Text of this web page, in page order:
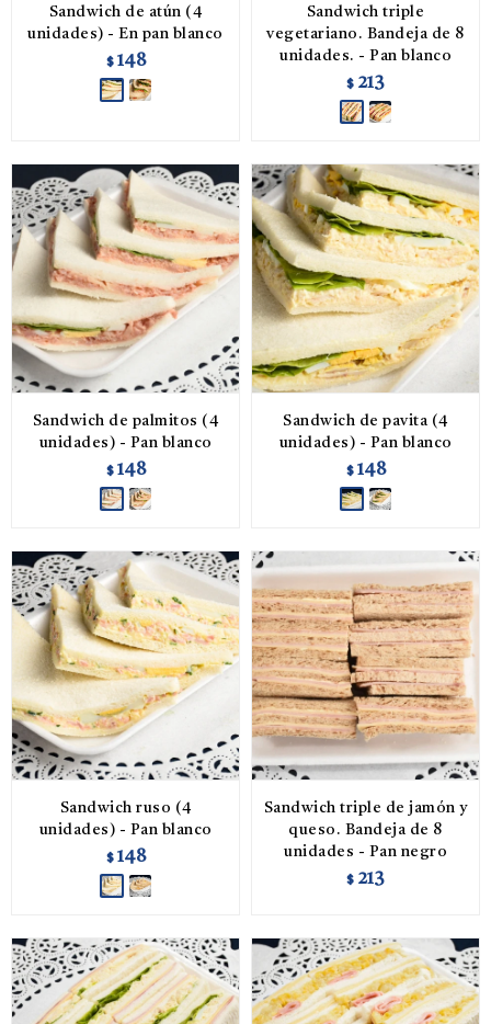
Sandwich de atún (4
unidades) - En pan blanco
$ 148
Sandwich triple
vegetariano. Bandeja de 8
unidades. - Pan blanco
$ 213
Sandwich de palmitos (4
unidades) - Pan blanco
$ 148
Sandwich de pavita (4
unidades) - Pan blanco
$ 148
Sandwich ruso (4
unidades) - Pan blanco
$ 148
Sandwich triple de jamón y
queso. Bandeja de 8
unidades - Pan negro
$ 213